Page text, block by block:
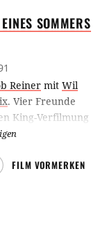
SOMMERS
Reiner mit Wil
. Vier Freunde
King-Verfilmung
einer Leiche.
mit River
zählt als
FILM VORMERKEN